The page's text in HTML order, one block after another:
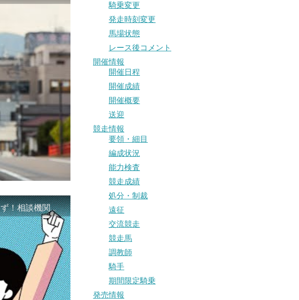
「ギャンブル等依存症対策啓発動画 ～一人で悩まず、家族で悩まず、まず！相談機関へ～」
騎乗変更
発走時刻変更
馬場状態
レース後コメント
開催情報
開催日程
開催成績
開催概要
送迎
競走情報
要領・細目
編成状況
能力検査
競走成績
処分・制裁
遠征
交流競走
競走馬
調教師
騎手
期間限定騎乗
発売情報